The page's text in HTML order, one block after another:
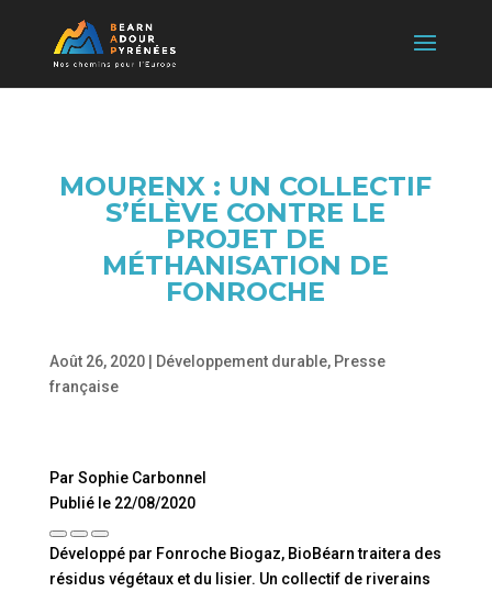
MOURENX : UN COLLECTIF
S’ÉLÈVE CONTRE LE
PROJET DE
MÉTHANISATION DE
FONROCHE
Août 26, 2020| Développement durable, Presse
française
Par Sophie Carbonnel
Publié le 22/08/2020
Développé par Fonroche Biogaz, BioBéarn traitera des
résidus végétaux et du lisier. Un collectif de riverains